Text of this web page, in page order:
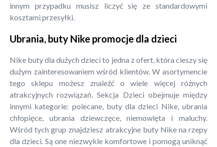
innym przypadku musisz liczyć się ze standardowymi
kosztami przesyłki.
Ubrania, buty Nike promocje dla dzieci
Nike buty dla dużych dzieci to jedna z ofert, która cieszy się
dużym zainteresowaniem wśród klientów. W asortymencie
tego sklepu możesz znaleźć o wiele więcej różnych
atrakcyjnych rozwiązań. Sekcja Dzieci obejmuje między
innymi kategorie: polecane, buty dla dzieci Nike, ubrania
chłopięce, ubrania dziewczęce, niemowlęta i maluchy.
Wśród tych grup znajdziesz atrakcyjne buty Nike na rzepy
dla dzieci. Są one niezwykle komfortowe i pomogą uniknąć